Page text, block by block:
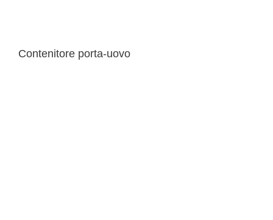
Contenitore porta-uovo